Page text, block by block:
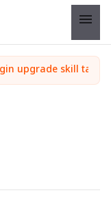
menu